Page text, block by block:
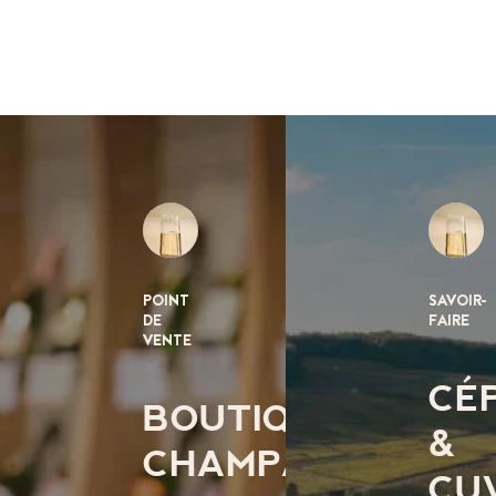
POINT
DE
VENTE
BOUTIQUE
CHAMPAGNE
SAVOIR-
FAIRE
&